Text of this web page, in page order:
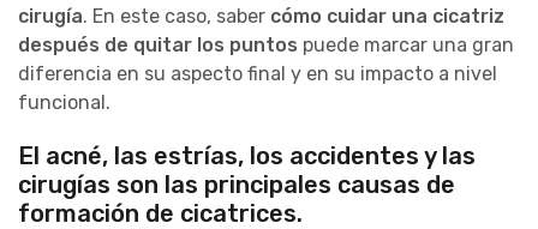
cirugía. En este caso, saber cómo cuidar una cicatriz
después de quitar los puntos puede marcar una gran
diferencia en su aspecto final y en su impacto a nivel
funcional.
El acné, las estrías, los accidentes y las
cirugías son las principales causas de
formación de cicatrices.